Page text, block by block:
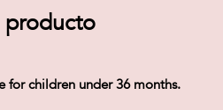
producto
for children under 36 months.